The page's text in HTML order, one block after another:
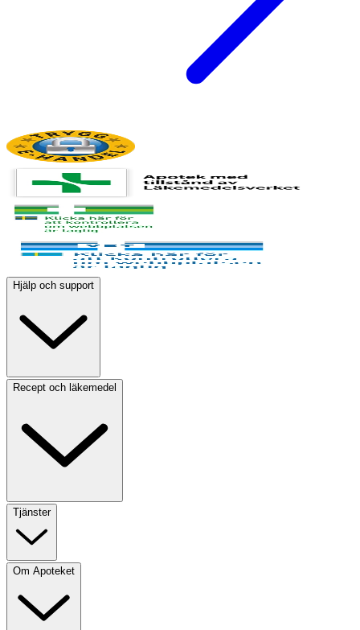
Hjälp och support
Recept och läkemedel
Tjänster
Om Apoteket